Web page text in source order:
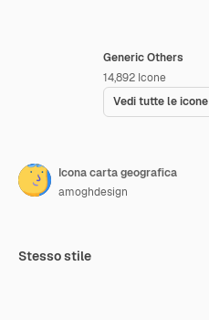
Generic Others
14,892 Icone
Vedi tutte le icone
Icona carta geografica
amoghdesign
Stesso stile